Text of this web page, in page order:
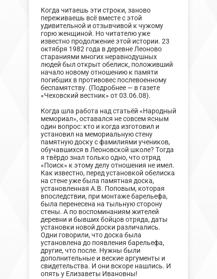
Когда читаешь эти строки, заново
переживаешь всё вместе с этой
удивительной и отзывчивой к чужому
горю женщиной. Но читателю уже
известно продолжение этой истории. 23
октября 1982 года в деревне Леоново
стараниями многих неравнодушных
людей был открыт обелиск, положивший
начало новому отношению к памяти
погибших в противовес послевоенному
беспамятству. (Подробнее — в газете
«Чеховский вестник» от 03.06.08).
Когда шла работа над статьёй «Народный
мемориал», оставался не совсем ясным
один вопрос: кто и когда изготовил и
установил на мемориальную стену
памятную доску с фамилиями учеников,
обучавшихся в Леоновской школе? Тогда
я твёрдо знал только одно, что отряд
«Поиск» к этому делу отношения не имел.
Как известно, перед установкой обелиска
на стене уже была памятная доска,
установленная А.В. Поповым, которая
впоследствии, при монтаже барельефа,
была перенесена на тыльную сторону
стены. А по воспоминаниям жителей
деревни и бывших бойцов отряда, даты
установки новой доски различались.
Одни говорили, что доска была
установлена до появления барельефа,
другие, что после. Нужны были
дополнительные и веские аргументы и
свидетельства. И они вскоре нашлись. И
опять у Елизаветы Ивановны!